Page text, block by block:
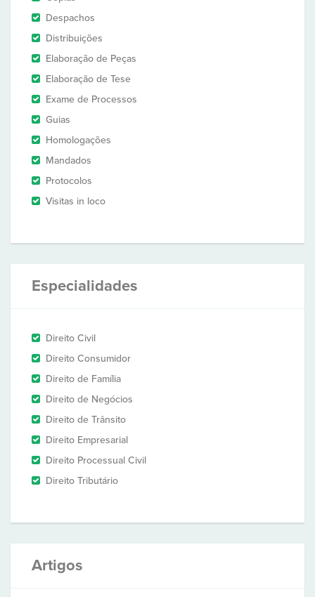
Despachos
Distribuições
Elaboração de Peças
Elaboração de Tese
Exame de Processos
Guias
Homologações
Mandados
Protocolos
Visitas in loco
Especialidades
Direito Civil
Direito Consumidor
Direito de Família
Direito de Negócios
Direito de Trânsito
Direito Empresarial
Direito Processual Civil
Direito Tributário
Artigos